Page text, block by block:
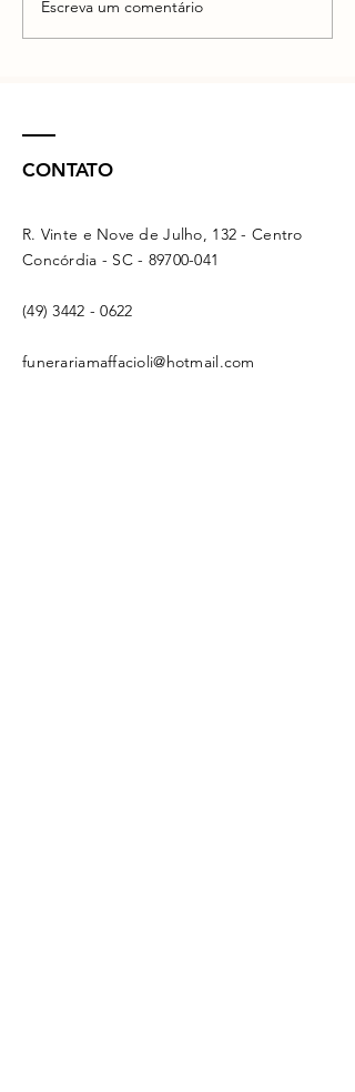
Escreva um comentário
CONTATO
R. Vinte e Nove de Julho, 132 - Centro
Concórdia - SC - 89700-041
(49) 3442 - 0622
funerariamaffacioli@hotmail.com